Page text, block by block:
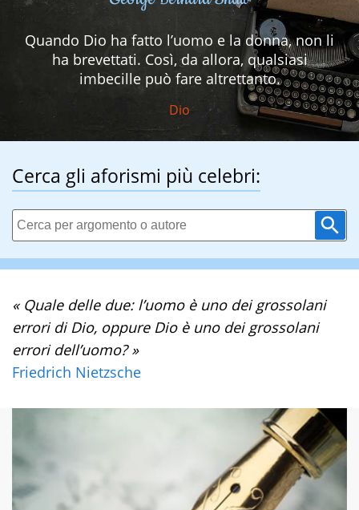
Quando Dio ha fatto l’uomo e la donna, non li
ha brevettati. Così, da allora, qualsiasi
imbecille può fare altrettanto.
Dio
Cerca gli aforismi più celebri:
« Quale delle due: l’uomo è uno dei grossolani
errori di Dio, oppure Dio è uno dei grossolani
errori dell’uomo? »
Friedrich Nietzsche